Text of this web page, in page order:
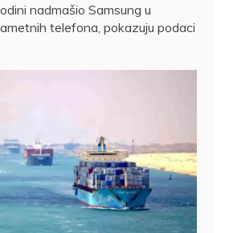
nadmašio Samsung u
telefona, pokazuju podaci